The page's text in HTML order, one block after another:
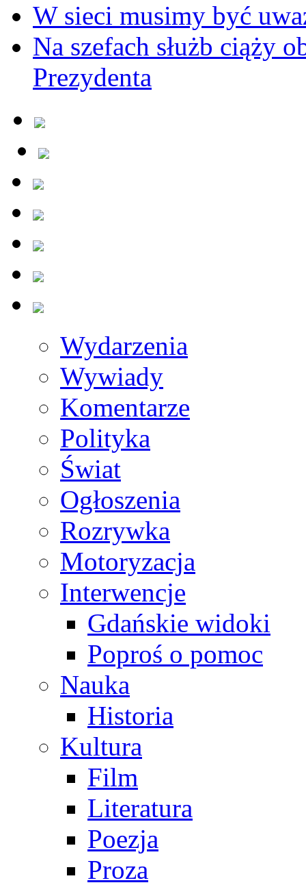
W sieci musimy być
Na szefach służb ciąży
Prezydenta
Wydarzenia
Wywiady
Komentarze
Polityka
Świat
Ogłoszenia
Rozrywka
Motoryzacja
Interwencje
Gdańskie widoki
Poproś o pomoc
Nauka
Historia
Kultura
Film
Literatura
Poezja
Proza